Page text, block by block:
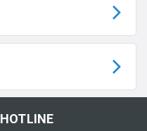
HOTLINE